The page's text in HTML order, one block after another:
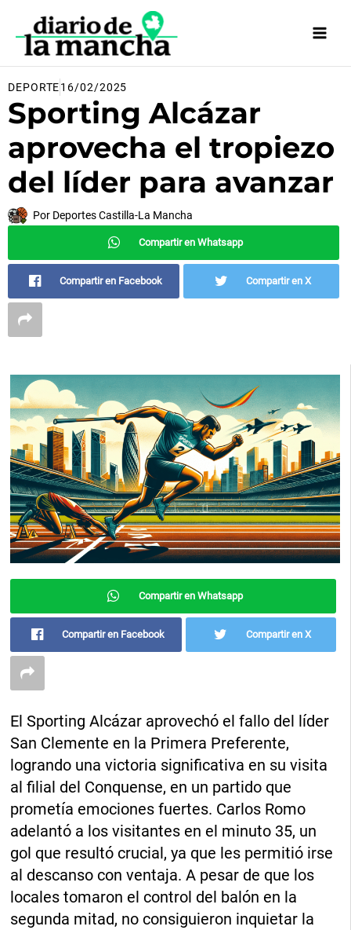
contenido
DEPORTE16/02/2025
Sporting Alcázar
aprovecha el tropiezo
del líder para avanzar
Por Deportes Castilla-La Mancha
Compartir en Whatsapp
Compartir en Facebook Compartir en X
Compartir en Whatsapp
Compartir en Facebook Compartir en X
El Sporting Alcázar aprovechó el fallo del líder
San Clemente en la Primera Preferente,
logrando una victoria significativa en su visita
al filial del Conquense, en un partido que
prometía emociones fuertes. Carlos Romo
adelantó a los visitantes en el minuto 35, un
gol que resultó crucial, ya que les permitió irse
al descanso con ventaja. A pesar de que los
locales tomaron el control del balón en la
segunda mitad, no consiguieron inquietar la